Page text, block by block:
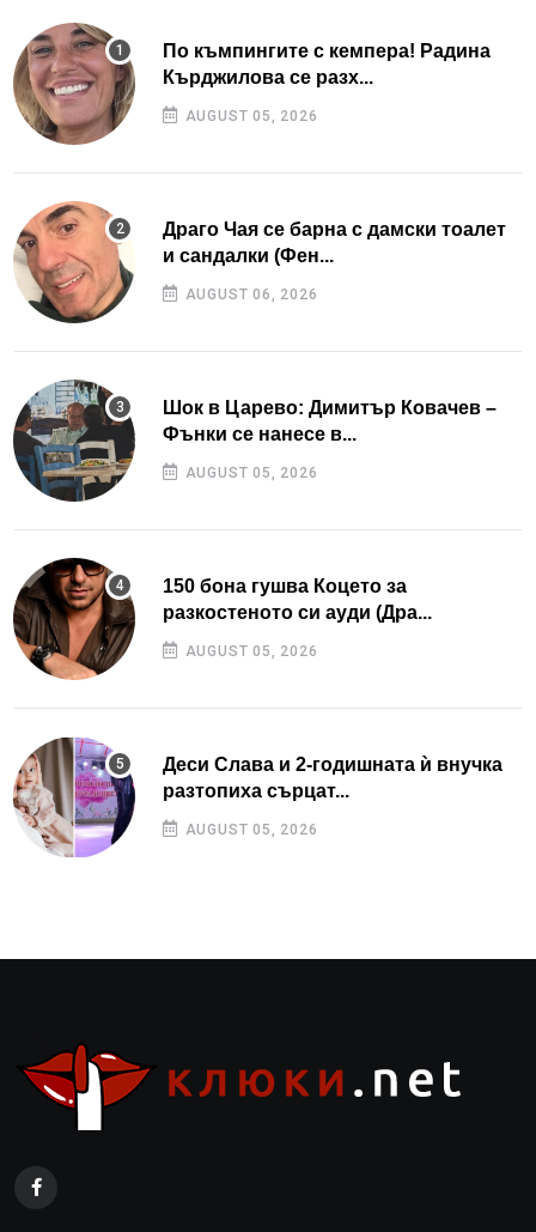
По къмпингите с кемпера! Радина
Кърджилова се разх...
AUGUST 05, 2026
Драго Чая се барна с дамски тоалет
и сандалки (Фен...
AUGUST 06, 2026
Шок в Царево: Димитър Ковачев –
Фънки се нанесе в...
AUGUST 05, 2026
150 бона гушва Коцето за
разкостеното си ауди (Дра...
AUGUST 05, 2026
Деси Слава и 2-годишната ѝ внучка
разтопиха сърцат...
AUGUST 05, 2026